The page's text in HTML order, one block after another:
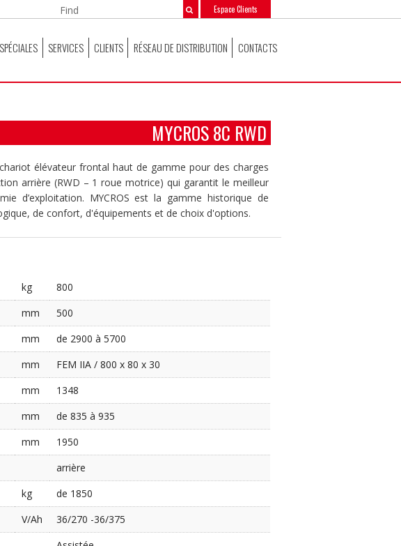
Espace Clients
SERVICES CLIENTS RÉSEAU DE DISTRIBUTION CONTACTS
MYCROS 8C RWD
élévateur frontal haut de gamme pour des charges
arrière (RWD – 1 roue motrice) qui garantit le meilleur
d’exploitation. MYCROS est la gamme historique de
de confort, d'équipements et de choix d'options.
kg
800
mm
500
mm
de 2900 à 5700
mm
FEM IIA / 800 x 80 x 30
mm
1348
mm
de 835 à 935
mm
1950
arrière
kg
de 1850
V/Ah
36/270 -36/375